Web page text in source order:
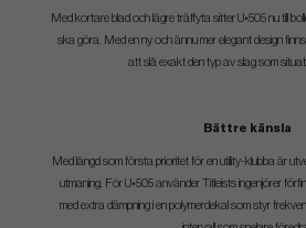
Med kortare blad och lägre träffyta sitter U•505 nu till
ska göra. Med en ny och ännu mer elegant design
att slå exakt den typ av slag som
Bättre känsla
Med längd som första prioritet för en utility-klubba är
utmaning. För U•505 använder Titleists ingenjörer
med extra dämpning i en polymerdekal som styr